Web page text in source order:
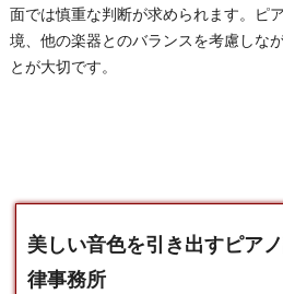
面では慎重な判断が求められます。ピ
境、他の楽器とのバランスを考慮しな
とが大切です。
美しい音色を引き出すピア
律事務所